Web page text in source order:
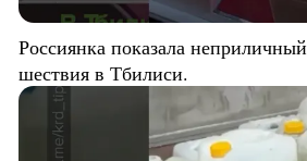
Россиянка показала
шествия в Тбилиси.